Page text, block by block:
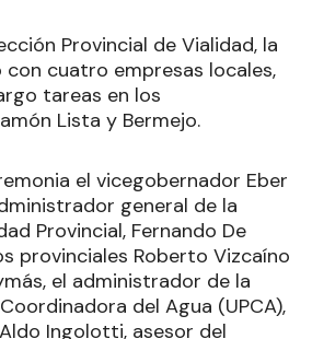
Provincial de Vialidad, la
cuatro empresas locales,
tareas en los
Lista y Bermejo.
el vicegobernador Eber
general de la
Provincial, Fernando De
provinciales Roberto Vizcaíno
el administrador de la
del Agua (UPCA),
Ingolotti, asesor del